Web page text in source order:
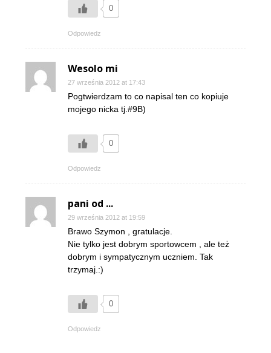
0
Odpowiedz
Wesolo mi
27 września 2012 at 17:43
Pogtwierdzam to co napisal ten co kopiuje
mojego nicka tj.#9B)
0
Odpowiedz
pani od ...
29 września 2012 at 19:59
Brawo Szymon , gratulacje.
Nie tylko jest dobrym sportowcem , ale też
dobrym i sympatycznym uczniem. Tak
trzymaj.:)
0
Odpowiedz